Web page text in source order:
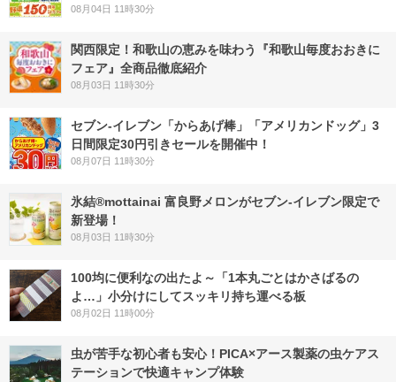
08月04日 11時30分
関西限定！和歌山の恵みを味わう『和歌山毎度おおきに
フェア』全商品徹底紹介
08月03日 11時30分
セブン‐イレブン「からあげ棒」「アメリカンドッグ」3
日間限定30円引きセールを開催中！
08月07日 11時30分
氷結®mottainai 富良野メロンがセブン‐イレブン限定で
新登場！
08月03日 11時30分
100均に便利なの出たよ～「1本丸ごとはかさばるの
よ…」小分けにしてスッキリ持ち運べる板
08月02日 11時00分
虫が苦手な初心者も安心！PICA×アース製薬の虫ケアス
テーションで快適キャンプ体験